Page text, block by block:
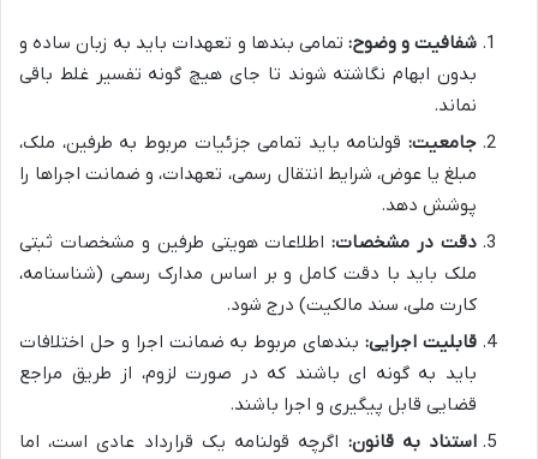
شفافیت و وضوح: تمامی بندها و تعهدات باید به زبان ساده و
بدون ابهام نگاشته شوند تا جای هیچ گونه تفسیر غلط باقی
نماند.
جامعیت: قولنامه باید تمامی جزئیات مربوط به طرفین، ملک،
مبلغ یا عوض، شرایط انتقال رسمی، تعهدات، و ضمانت اجراها را
پوشش دهد.
دقت در مشخصات:اطلاعات هویتی طرفین و مشخصات ثبتی
ملک باید با دقت کامل و بر اساس مدارک رسمی (شناسنامه،
کارت ملی، سند مالکیت) درج شود.
قابلیت اجرایی:بندهای مربوط به ضمانت اجرا و حل اختلافات
باید به گونه ای باشند که در صورت لزوم، از طریق مراجع
قضایی قابل پیگیری و اجرا باشند.
استناد به قانون: اگرچه قولنامه یک قرارداد عادی است، اما